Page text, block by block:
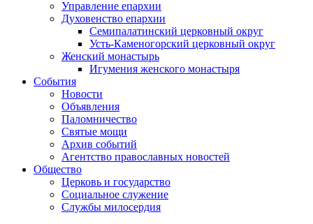
Управление епархии
Духовенство епархии
Семипалатинский церковный округ
Усть-Каменогорский церковный округ
Женский монастырь
Игумения женского монастыря
События
Новости
Объявления
Паломничество
Святые мощи
Архив событий
Агентство православных новостей
Общество
Церковь и государство
Социальное служение
Службы милосердия